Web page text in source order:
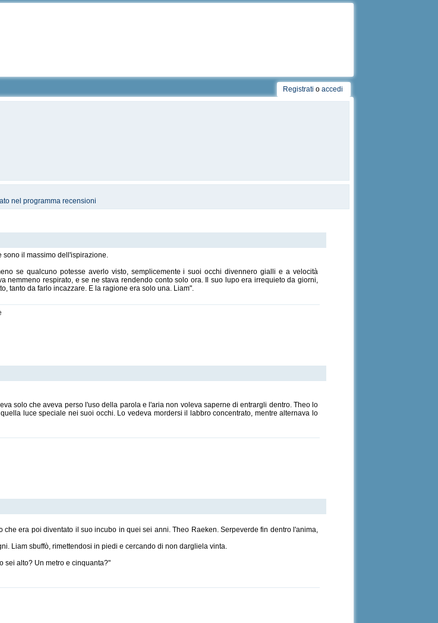
Registrati o accedi
nel programma recensioni
sono il massimo dell'ispirazione.
se qualcuno potesse averlo visto, semplicemente i suoi occhi divennero gialli e a velocità
nemmeno respirato, e se ne stava rendendo conto solo ora. Il suo lupo era irrequieto da giorni,
tanto da farlo incazzare. E la ragione era solo una. Liam".
solo che aveva perso l'uso della parola e l'aria non voleva saperne di entrargli dentro. Theo lo
luce speciale nei suoi occhi. Lo vedeva mordersi il labbro concentrato, mentre alternava lo
era poi diventato il suo incubo in quei sei anni. Theo Raeken. Serpeverde fin dentro l'anima,
Liam sbuffò, rimettendosi in piedi e cercando di non dargliela vinta.
sei alto? Un metro e cinquanta?"